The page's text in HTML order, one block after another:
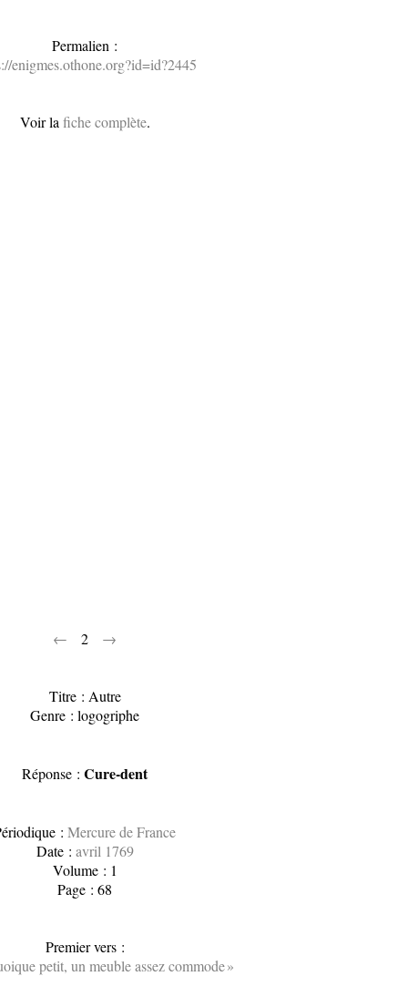
Permalien :
enigmes.othone.org?id=id?2445
Voir la fiche complète.
← 2 →
Titre : Autre
Genre : logogriphe
Réponse :Cure-dent
:Mercure de France
Date : avril 1769
Volume : 1
Page : 68
Premier vers :
petit, un meuble assez commode »